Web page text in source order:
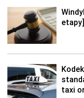
etapy]
taxi